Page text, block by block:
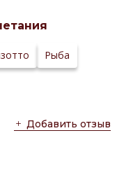
Рыба
Добавить отзыв